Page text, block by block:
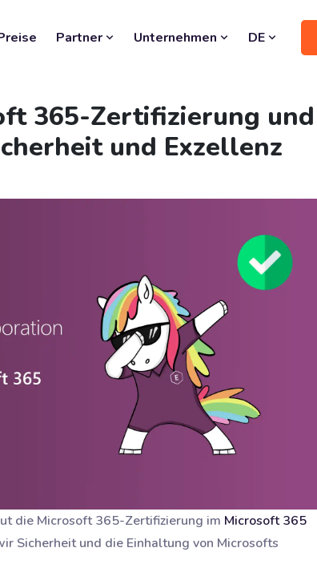
Partner Unternehmen DE
365-Zertifizierung und
und Exzellenz
die Microsoft 365-Zertifizierung im Microsoft 365
Sicherheit und die Einhaltung von Microsofts